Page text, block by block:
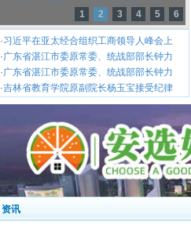
1 2 3 4 5 6
·习近平在亚太经合组织工商领导人峰会上
·广东省湛江市委原常委、统战部部长钟力
·广东省湛江市委原常委、统战部部长钟力
·吉林省教育学院原副院长杨玉宝接受纪律
资讯